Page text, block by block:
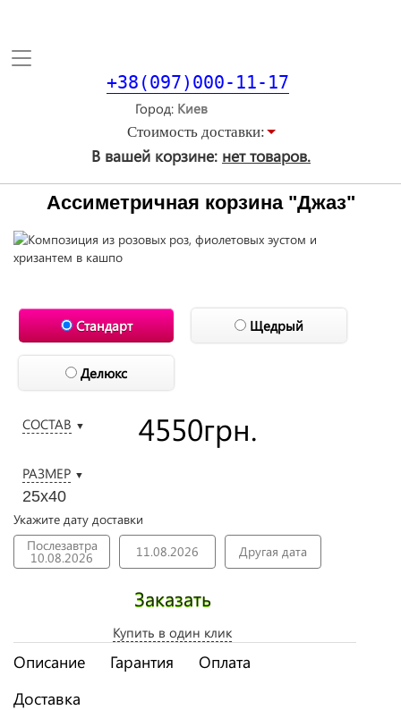
Toggle
+38(097)000-11-17
Город
Стоимость доставки:
В вашей корзине: нет товаров.
Ассиметричная корзина "Джаз"
Стандарт Щедрый
Делюкс
СОСТАВ ▼
РАЗМЕР ▼
25х40
4550грн.
Укажите дату доставки
Послезавтра
10.08.2026 11.08.2026 Другая дата
Заказать
Купить в один клик
Описание Гарантия
Оплата
Доставка